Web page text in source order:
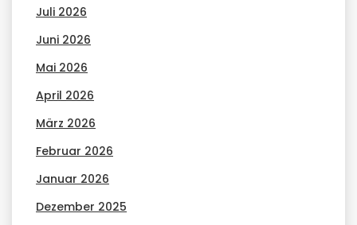
Juli 2026
Juni 2026
Mai 2026
April 2026
März 2026
Februar 2026
Januar 2026
Dezember 2025